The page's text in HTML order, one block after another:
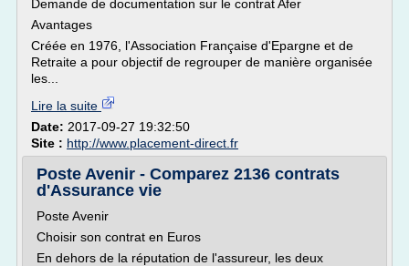
Demande de documentation sur le contrat Afer
Avantages
Créée en 1976, l'Association Française d'Epargne et de
Retraite a pour objectif de regrouper de manière organisée
les...
Lire la suite
Date: 2017-09-27 19:32:50
Site : http://www.placement-direct.fr
Poste Avenir - Comparez 2136 contrats
d'Assurance vie
Poste Avenir
Choisir son contrat en Euros
En dehors de la réputation de l'assureur, les deux